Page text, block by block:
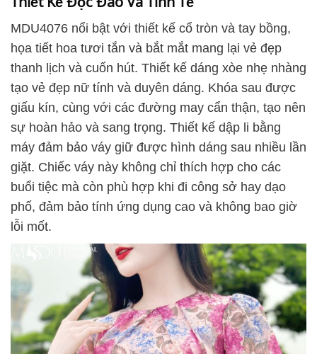
MDU4076 nổi bật với thiết kế cổ tròn và tay bồng,
họa tiết hoa tươi tắn và bắt mắt mang lại vẻ đẹp
thanh lịch và cuốn hút. Thiết kế dáng xòe nhẹ nhàng
tạo vẻ đẹp nữ tính và duyên dáng. Khóa sau được
giấu kín, cùng với các đường may cẩn thận, tạo nên
sự hoàn hảo và sang trọng. Thiết kế dập li bằng
máy đảm bảo váy giữ được hình dáng sau nhiều lần
giặt. Chiếc váy này không chỉ thích hợp cho các
buổi tiệc mà còn phù hợp khi đi công sở hay dạo
phố, đảm bảo tính ứng dụng cao và không bao giờ
lỗi mốt.